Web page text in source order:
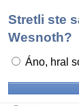
Stretli ste
Wesnoth?
Áno, hral